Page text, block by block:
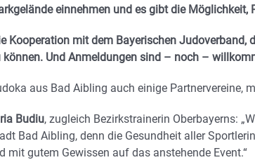
einnehmen und es gibt die Möglichkeit,
Kooperation mit dem Bayerischen Judoverband,
Und Anmeldungen sind – noch –
aus Bad Aibling auch einige Partnervereine,
Budiu, zugleich Bezirkstrainerin Oberbayerns:
Bad Aibling, denn die Gesundheit aller
mit gutem Gewissen auf das anstehende Event.“